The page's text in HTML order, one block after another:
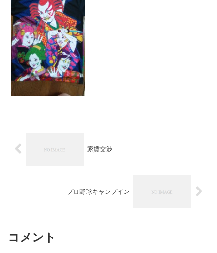
家賃交渉
プロ野球キャンプイン
コメント